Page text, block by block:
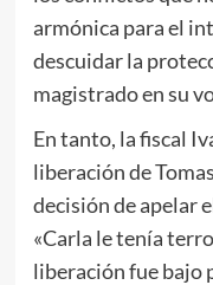
armónica para el
descuidar la
magistrado en su
En tanto, la fiscal
liberación de
decisión de apelar
«Carla le tenía
liberación fue bajo